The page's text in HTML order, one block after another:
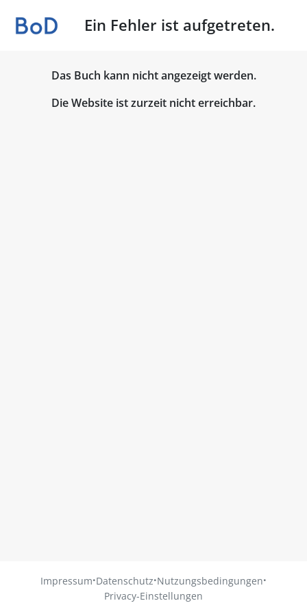
Ein Fehler ist aufgetreten.
Das Buch kann nicht angezeigt werden.
Die Website ist zurzeit nicht erreichbar.
Impressum·Datenschutz·Nutzungsbedingungen·
Privacy-Einstellungen